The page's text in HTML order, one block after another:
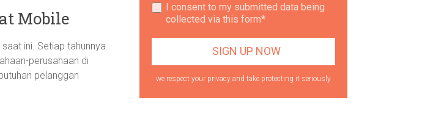
Mobile
ini. Setiap tahunnya
perusahaan di
pelanggan
I consent to my submitted data being
collected via this form*
we respect your privacy and take protecting it seriously